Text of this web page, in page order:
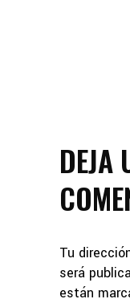
DEJA
Tu
será
están